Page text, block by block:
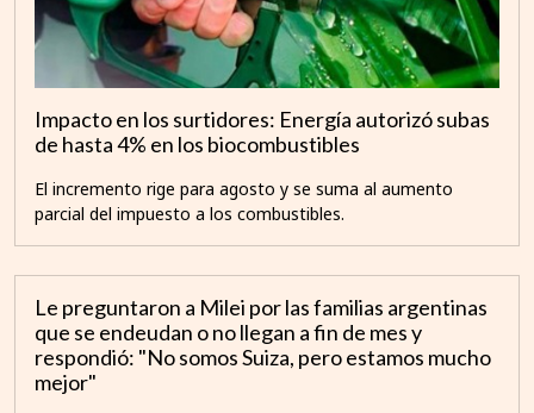
Impacto en los surtidores: Energía autorizó subas
de hasta 4% en los biocombustibles
El incremento rige para agosto y se suma al aumento
parcial del impuesto a los combustibles.
Le preguntaron a Milei por las familias argentinas
que se endeudan o no llegan a fin de mes y
respondió: "No somos Suiza, pero estamos mucho
mejor"